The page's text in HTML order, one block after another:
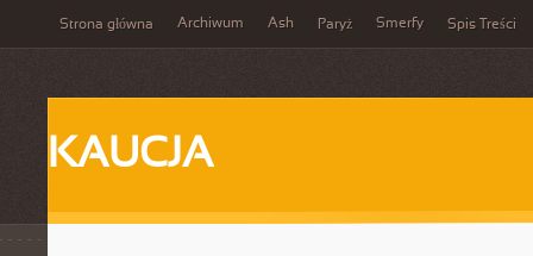
Strona główna Archiwum Ash Paryż Smerfy Spis Treści
KAUCJA